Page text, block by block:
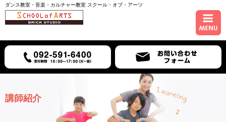
ダンス教室・音楽・カルチャー教室 スクール・オブ・アーツ
ホーム
コース紹介
スケジュール
講師紹介
講師紹介